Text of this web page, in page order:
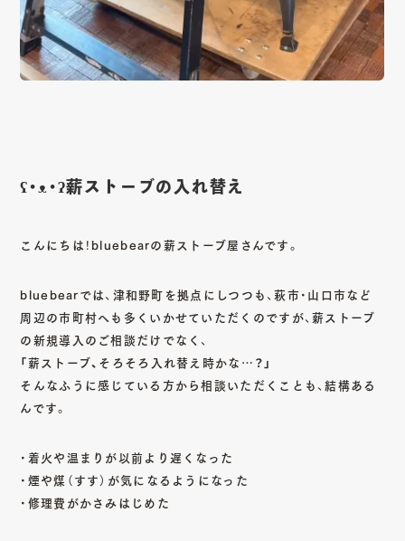
Instagram Youtube Facebook
ʕ•ᴥ•ʔ薪ストーブの入れ替え
こんにちは！bluebearの薪ストーブ屋さんです。
bluebearでは、津和野町を拠点にしつつも、萩市・山口市など
周辺の市町村へも多くいかせていただくのですが、薪ストーブ
の新規導入のご相談だけでなく、
「薪ストーブ、そろそろ入れ替え時かな…？」
そんなふうに感じている方から相談いただくことも、結構ある
んです。
・着火や温まりが以前より遅くなった
・煙や煤（すす）が気になるようになった
・修理費がかさみはじめた